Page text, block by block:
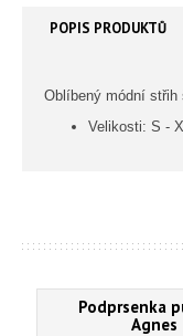
POPIS PRODUKTŮ
Oblíbený módní střih
Velikosti: S -
Podprsenka
Agnes